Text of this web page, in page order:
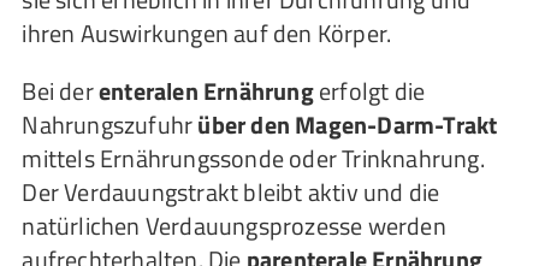
ihren Auswirkungen auf den Körper.
Bei derenteralen Ernährungerfolgt die
Nahrungszufuhrüber den Magen-Darm-Trakt
mittels Ernährungssonde oder Trinknahrung.
Der Verdauungstrakt bleibt aktiv und die
natürlichen Verdauungsprozesse werden